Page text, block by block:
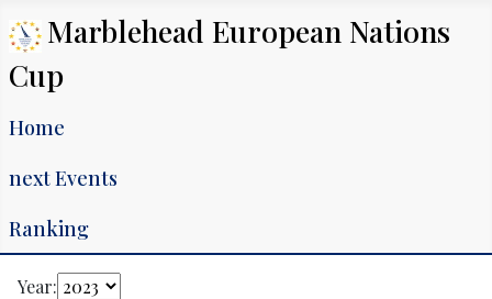
Marblehead European Nations
Cup
Home
next Events
Ranking
Year: